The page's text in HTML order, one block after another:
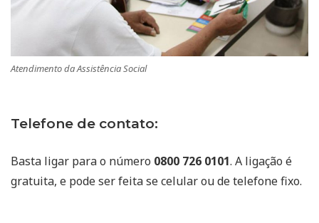
Atendimento da Assistência Social
Telefone de contato:
Basta ligar para o número 0800 726 0101. A ligação é
gratuita, e pode ser feita se celular ou de telefone fixo.